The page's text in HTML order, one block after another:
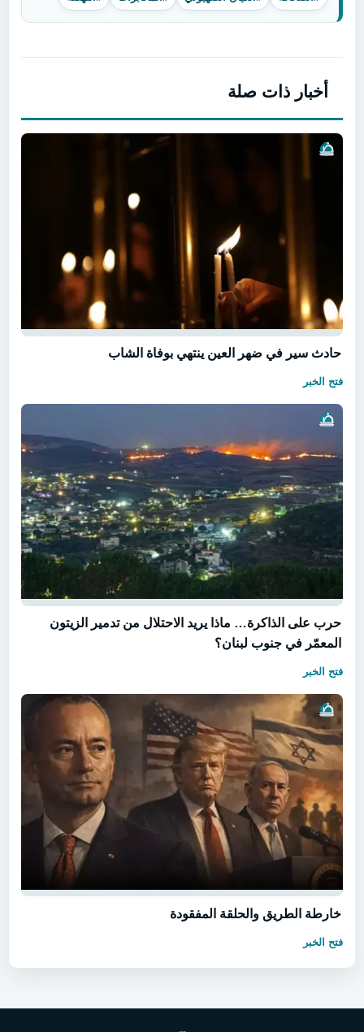
أخبار ذات صلة
حادث سير في ضهر العين ينتهي بوفاة الشاب
فتح الخبر
حرب على الذاكرة… ماذا يريد الاحتلال من تدمير الزيتون
المعمّر في جنوب لبنان؟
فتح الخبر
خارطة الطريق والحلقة المفقودة
فتح الخبر